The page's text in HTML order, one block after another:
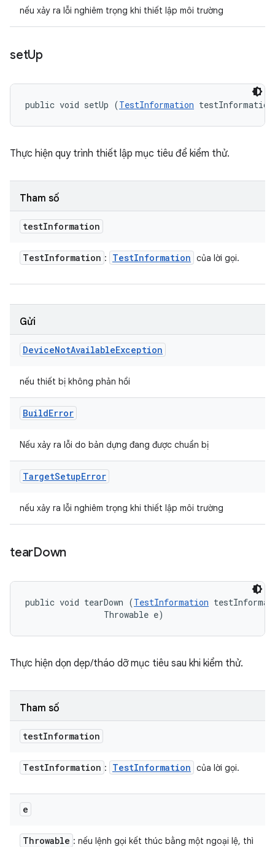
nếu xảy ra lỗi nghiêm trọng khi thiết lập môi trường
setUp
public void setUp (TestInformation
Thực hiện quy trình thiết lập mục tiêu để kiểm thử.
Tham số
testInformation
TestInformation : TestInformation của lời gọi.
Gửi
DeviceNotAvailableException
nếu thiết bị không phản hồi
BuildError
Nếu xảy ra lỗi do bản dựng đang được chuẩn bị
TargetSetupError
nếu xảy ra lỗi nghiêm trọng khi thiết lập môi trường
tearDown
public void tearDown (TestInformation
                Throwable e)
Thực hiện dọn dẹp/tháo dỡ mục tiêu sau khi kiểm thử.
Tham số
testInformation
TestInformation : TestInformation của lời gọi.
e
Throwable : nếu lệnh gọi kết thúc bằng một ngoại lệ, thì